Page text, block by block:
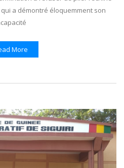
a démontré éloquemment son
More